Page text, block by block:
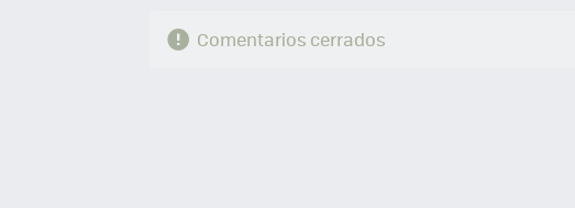
Comentarios cerrados